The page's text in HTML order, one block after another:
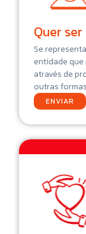
Quer
Se
entidade
através de
outras
ENVIAR